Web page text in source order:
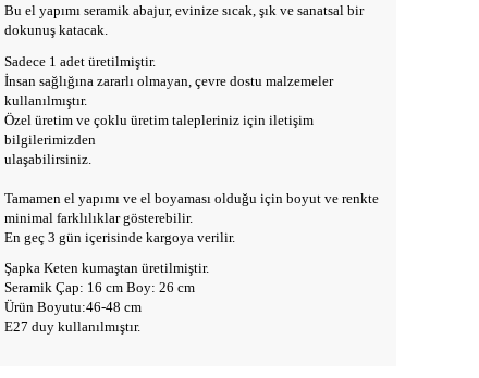
Bu el yapımı seramik abajur, evinize sıcak, şık ve sanatsal bir
dokunuş katacak.
Sadece 1 adet üretilmiştir.
İnsan sağlığına zararlı olmayan, çevre dostu malzemeler
kullanılmıştır.
Özel üretim ve çoklu üretim talepleriniz için iletişim
bilgilerimizden
ulaşabilirsiniz.
Tamamen el yapımı ve el boyaması olduğu için boyut ve renkte
minimal farklılıklar gösterebilir.
En geç 3 gün içerisinde kargoya verilir.
Şapka Keten kumaştan üretilmiştir.
Seramik Çap: 16 cm Boy: 26 cm
Ürün Boyutu:46-48 cm
E27 duy kullanılmıştır.